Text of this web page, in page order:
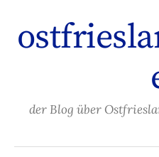
Inhalt
überspringen
der Blog über